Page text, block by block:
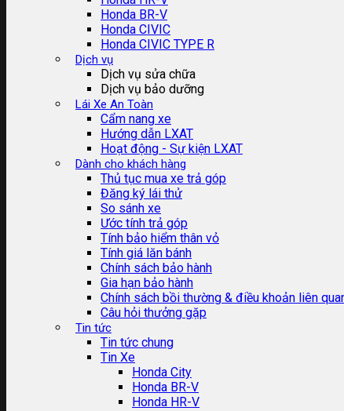
Honda BR-V
Honda CIVIC
Honda CIVIC TYPE R
Dịch vụ
Dịch vụ sửa chữa
Dịch vụ bảo dưỡng
Lái Xe An Toàn
Cẩm nang xe
Hướng dẫn LXAT
Hoạt động - Sự kiện LXAT
Dành cho khách hàng
Thủ tục mua xe trả góp
Đăng ký lái thử
So sánh xe
Ước tính trả góp
Tính bảo hiểm thân vỏ
Tính giá lăn bánh
Chính sách bảo hành
Gia hạn bảo hành
Chính sách bồi thường & điều khoản liên
Câu hỏi thưởng gặp
Tin tức
Tin tức chung
Tin Xe
Honda City
Honda BR-V
Honda HR-V